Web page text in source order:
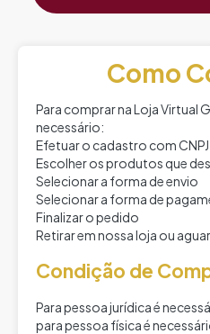
Como
Para comprar na Loja Virtual
necessário:
Efetuar o cadastro com
Escolher os produtos que
Selecionar a forma de envio
Selecionar a forma de
Finalizar o pedido
Retirar em nossa loja ou
Condição de
Para pessoa jurídica é
para pessoa física é